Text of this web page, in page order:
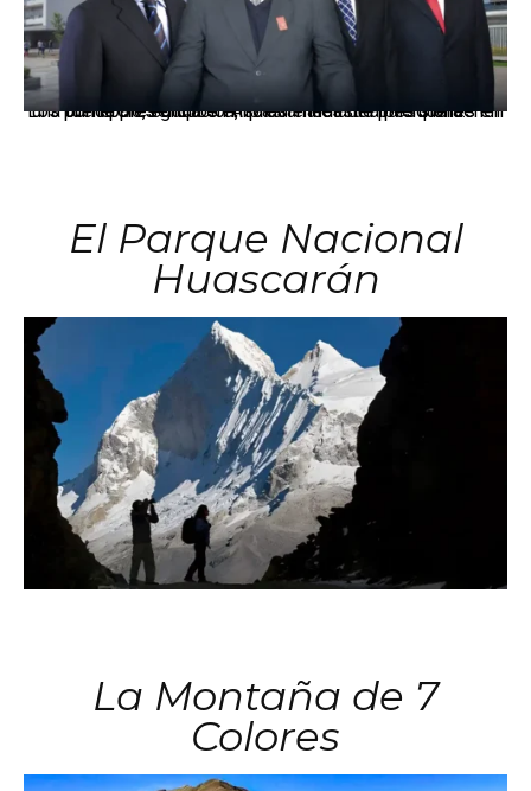
Los principales grupos empresariales del país mantienen una fuerte presencia en Áncash mediante inversiones en comercio, educación, salud e industria pesquera.
El Parque Nacional
Huascarán
La Montaña de 7
Colores